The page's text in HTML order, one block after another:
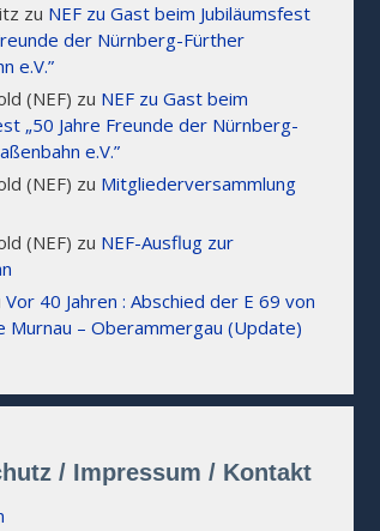
zu NEF zu Gast beim Jubiläumsfest
der Nürnberg-Fürther
e.V.”
(NEF) zu NEF zu Gast beim
„50 Jahre Freunde der Nürnberg-
e.V.”
(NEF) zu Mitgliederversammlung
(NEF) zu NEF-Ausflug zur
Vor 40 Jahren : Abschied der E 69 von
Murnau – Oberammergau (Update)
/ Impressum / Kontakt